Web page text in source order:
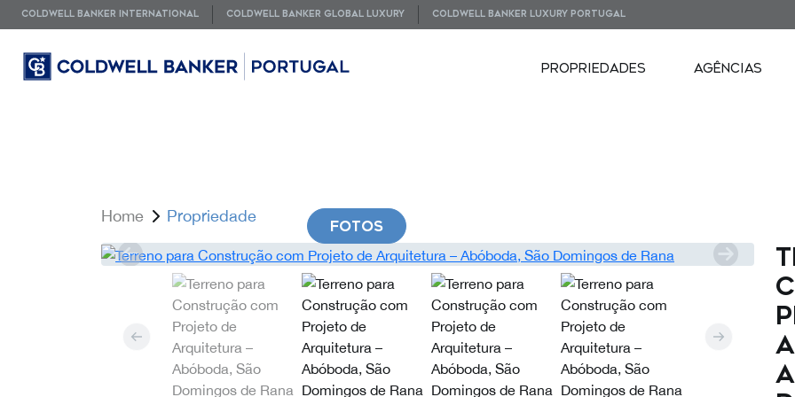
COLDWELL BANKER INTERNATIONAL COLDWELL BANKER GLOBAL LUXURY COLDWELL BANKER LUXURY PORTUGAL
PROPRIEDADES AGÊNCIAS
Home Propriedade
FOTOS